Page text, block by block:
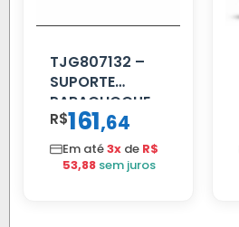
TJG807132 –
SUPORTE
PARACHOQUE
VW 12.170 LD
R$161,64
Em até3x de R$
53,88 sem juros